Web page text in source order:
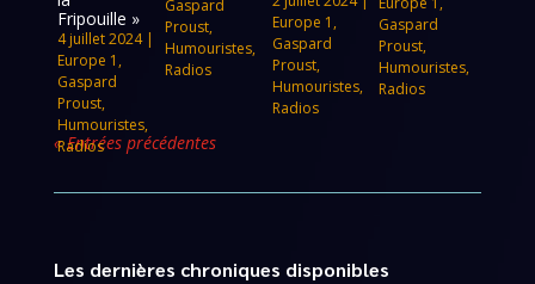
Fripouille »
4 juillet 2024|
Europe 1 ,
Gaspard
Proust,
Humouristes,
Radios
Gaspard
Proust,
Humouristes,
Radios
Europe 1 ,
Gaspard
Proust,
Humouristes,
Radios
Gaspard
Proust,
Humouristes,
Radios
« Entrées précédentes
Les dernières chroniques disponibles